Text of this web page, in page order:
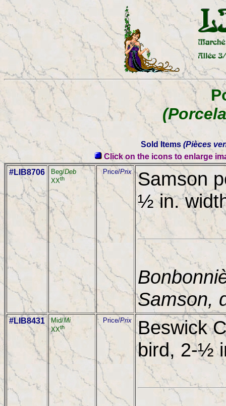
Sold Items(Pièces
Click on the icons to enlarge
#LIB8706
Beg/Deb
XXth
Price/Prix
Samson
½ in.
Samson,
#LIB8431 Mid/Mi
XXth
Price/Prix
Beswick
bird, 2-½